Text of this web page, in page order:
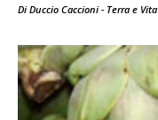
Di Duccio Caccioni - Terra e Vita